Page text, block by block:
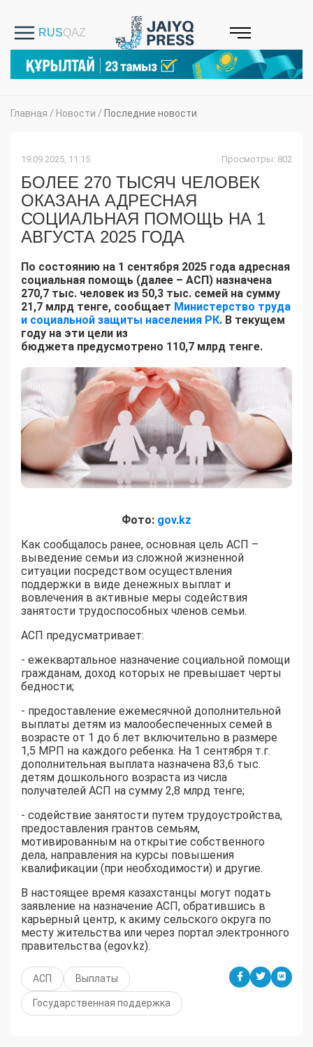
Главная / Новости / Последние новости
19.09.2025, 11:15 Просмотры: 802
БОЛЕЕ 270 ТЫСЯЧ ЧЕЛОВЕК
ОКАЗАНА АДРЕСНАЯ
СОЦИАЛЬНАЯ ПОМОЩЬ НА 1
АВГУСТА 2025 ГОДА
По состоянию на 1 сентября 2025 года адресная
социальная помощь (далее – АСП) назначена
270,7 тыс. человек из 50,3 тыс. семей на сумму
21,7 млрд тенге, сообщает Министерство труда
и социальной защиты населения РК. В текущем
году на эти цели из
бюджета предусмотрено 110,7 млрд тенге.
Фото: gov.kz
Как сообщалось ранее, основная цель АСП –
выведение семьи из сложной жизненной
ситуации посредством осуществления
поддержки в виде денежных выплат и
вовлечения в активные меры содействия
занятости трудоспособных членов семьи.
АСП предусматривает:
- ежеквартальное назначение социальной помощи
гражданам, доход которых не превышает черты
бедности;
- предоставление ежемесячной дополнительной
выплаты детям из малообеспеченных семей в
возрасте от 1 до 6 лет включительно в размере
1,5 МРП на каждого ребенка. На 1 сентября т.г.
дополнительная выплата назначена 83,6 тыс.
детям дошкольного возраста из числа
получателей АСП на сумму 2,8 млрд тенге;
- содействие занятости путем трудоустройства,
предоставления грантов семьям,
мотивированным на открытие собственного
дела, направления на курсы повышения
квалификации (при необходимости) и другие.
В настоящее время казахстанцы могут подать
заявление на назначение АСП, обратившись в
карьерный центр, к акиму сельского округа по
месту жительства или через портал электронного
правительства (egov.kz).
АСП Выплаты
Государственная поддержка